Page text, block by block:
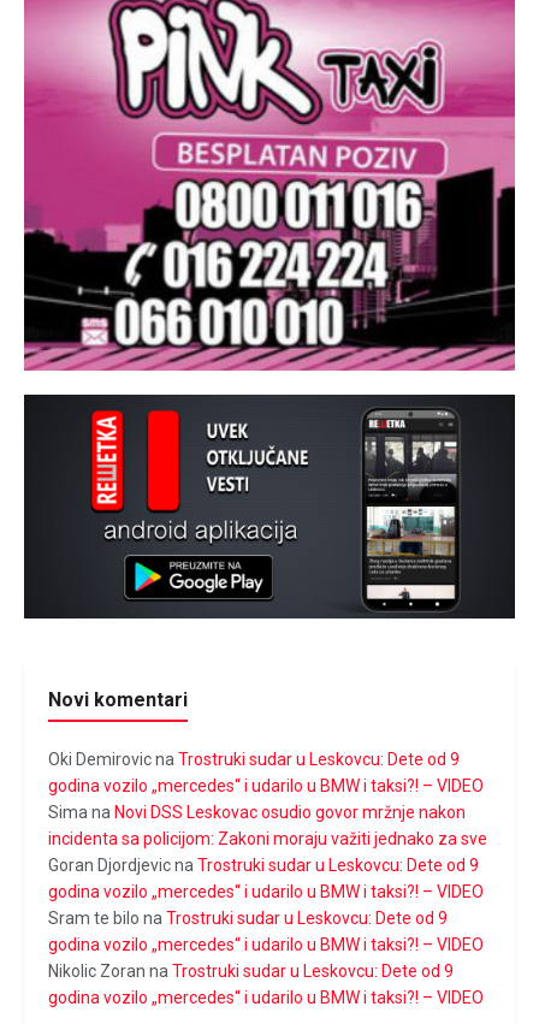
Novi komentari
Oki Demirovicna Trostruki sudar u Leskovcu: Dete od 9
godina vozilo „mercedes“ i udarilo u BMW i taksi?! – VIDEO
Sima na Novi DSS Leskovac osudio govor mržnje nakon
incidenta sa policijom: Zakoni moraju važiti jednako za sve
Goran Djordjevicna Trostruki sudar u Leskovcu: Dete od 9
godina vozilo „mercedes“ i udarilo u BMW i taksi?! – VIDEO
Sram te bilo na Trostruki sudar u Leskovcu: Dete od 9
godina vozilo „mercedes“ i udarilo u BMW i taksi?! – VIDEO
Nikolic Zoran na Trostruki sudar u Leskovcu: Dete od 9
godina vozilo „mercedes“ i udarilo u BMW i taksi?! – VIDEO